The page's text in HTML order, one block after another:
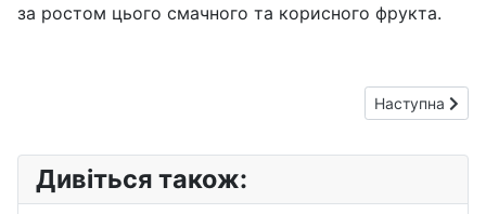
за ростом цього смачного та корисного фрукта.
Наступна
Наступна
Дивіться також: